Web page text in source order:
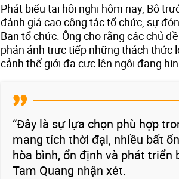
Phát biểu tại hội nghị hôm nay, Bộ
đánh giá cao công tác tổ chức, sự
Ban tổ chức. Ông cho rằng các chủ
phản ánh trực tiếp những thách thức
cảnh thế giới đa cực lên ngôi đang
“Đây là sự lựa chọn phù hợp
mang tích thời đại, nhiều bất
hòa bình, ổn định và phát triển
Tam Quang nhận xét.